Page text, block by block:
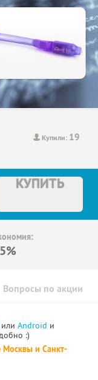
Купили: 19
КУПИТЬ
Вопросы по акции
или Android и
:)
Москвы и Санкт-